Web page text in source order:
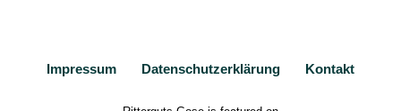
Impressum Datenschutzerklärung Kontakt